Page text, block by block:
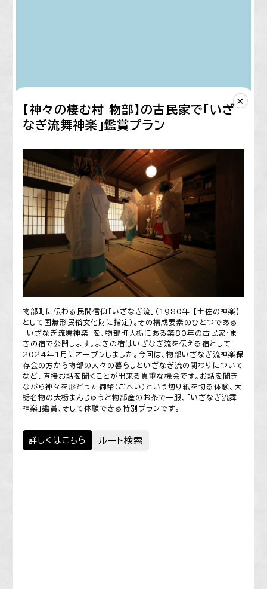
×
【神々の棲む村 物部】の古民家で「いざ
なぎ流舞神楽」鑑賞プラン
物部町に伝わる民間信仰「いざなぎ流」（1980年 【土佐の神楽】
として国無形民俗文化財に指定）。その構成要素のひとつである
「いざなぎ流舞神楽」を、物部町大栃にある築80年の古民家・ま
きの宿で公開します。まきの宿はいざなぎ流を伝える宿として
2024年1月にオープンしました。今回は、物部いざなぎ流神楽保
存会の方から物部の人々の暮らしといざなぎ流の関わりについて
など、直接お話を聞くことが出来る貴重な機会です。お話を聞き
ながら神々を形どった御幣（ごへい）という切り紙を切る体験、大
栃名物の大栃まんじゅうと物部産のお茶で一服、「いざなぎ流舞
神楽」鑑賞、そして体験できる特別プランです。
詳しくはこちら ルート検索